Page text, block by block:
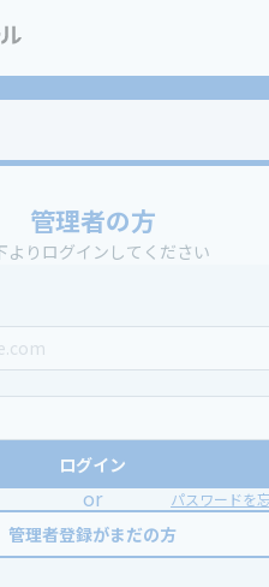
管理者の方
よりログインしてください
ログイン
or パスワードを
管理者登録がまだの方